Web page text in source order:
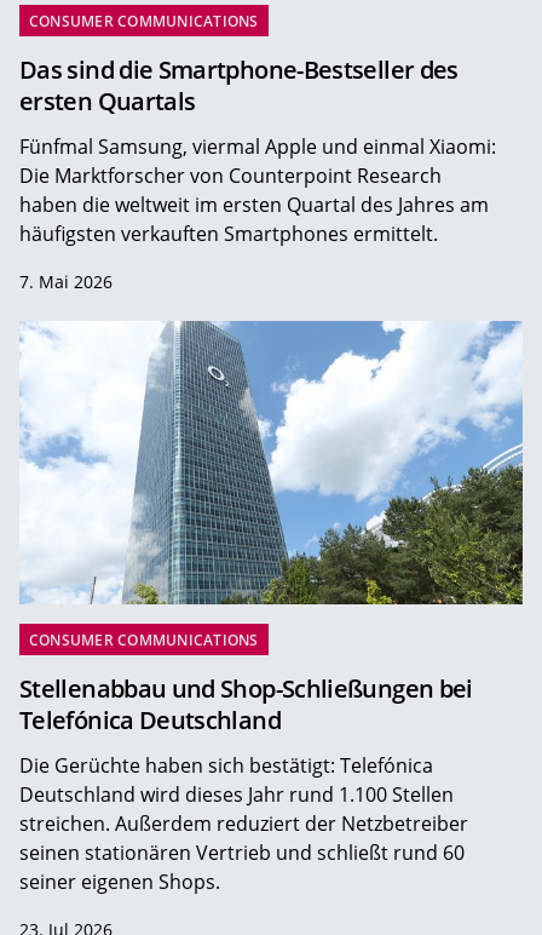
CONSUMER COMMUNICATIONS
Das sind die Smartphone-Bestseller des
ersten Quartals
Fünfmal Samsung, viermal Apple und einmal Xiaomi:
Die Marktforscher von Counterpoint Research
haben die weltweit im ersten Quartal des Jahres am
häufigsten verkauften Smartphones ermittelt.
7. Mai 2026
CONSUMER COMMUNICATIONS
Stellenabbau und Shop-Schließungen bei
Telefónica Deutschland
Die Gerüchte haben sich bestätigt: Telefónica
Deutschland wird dieses Jahr rund 1.100 Stellen
streichen. Außerdem reduziert der Netzbetreiber
seinen stationären Vertrieb und schließt rund 60
seiner eigenen Shops.
23. Jul 2026